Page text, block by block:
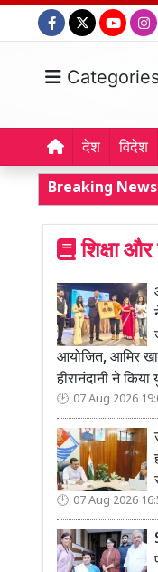
देश विदेश
Breaking News
शिक्षा और
आयोजित, आमिर
हीरानंदानी ने
07 Aug 2026
07 Aug 2026